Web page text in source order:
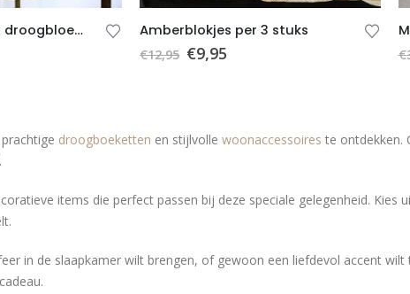
Metalen hart met droogbloemen 5 – Valentijnsdag – Roze – Wit – Goud – Groen – Cadeau vrouw Amberblokjes per 3 stuks
€12,95 €9,95 €
droogboeketten en stijlvolle woonaccessoires te ontdekken.
items die perfect passen bij deze speciale gelegenheid. Kies
in de slaapkamer wilt brengen, of gewoon een liefdevol accent